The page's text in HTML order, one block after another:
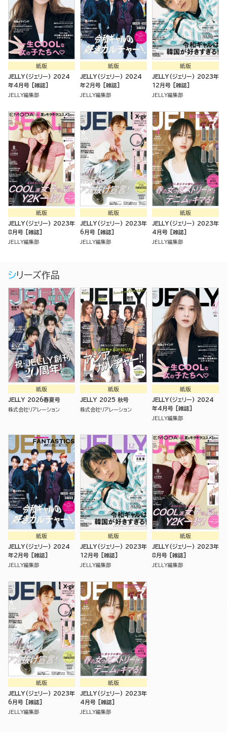
紙版
JELLY(ジェリー) 2024
年4月号 [雑誌]
JELLY編集部
紙版
JELLY(ジェリー) 2024
年2月号 [雑誌]
JELLY編集部
紙版
JELLY(ジェリー) 2023年
12月号 [雑誌]
JELLY編集部
紙版
JELLY(ジェリー) 2023年
8月号 [雑誌]
JELLY編集部
紙版
JELLY(ジェリー) 2023年
6月号 [雑誌]
JELLY編集部
紙版
JELLY(ジェリー) 2023年
4月号 [雑誌]
JELLY編集部
シリーズ作品
紙版
JELLY 2026春夏号
株式会社リアレーション
紙版
JELLY 2025 秋号
株式会社リアレーション
紙版
JELLY(ジェリー) 2024
年4月号 [雑誌]
JELLY編集部
紙版
JELLY(ジェリー) 2024
年2月号 [雑誌]
JELLY編集部
紙版
JELLY(ジェリー) 2023年
12月号 [雑誌]
JELLY編集部
紙版
JELLY(ジェリー) 2023年
8月号 [雑誌]
JELLY編集部
紙版
JELLY(ジェリー) 2023年
6月号 [雑誌]
JELLY編集部
紙版
JELLY(ジェリー) 2023年
4月号 [雑誌]
JELLY編集部